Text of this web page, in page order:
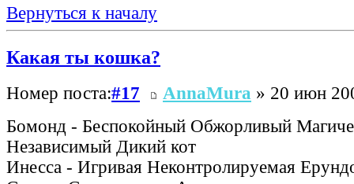
Вернуться к началу
Какая ты кошка?
Номер поста:#17 AnnaMura » 20 июн
Бомонд - Беспокойный Обжорливый
Независимый Дикий кот
Инесса - Игривая Неконтролируемая